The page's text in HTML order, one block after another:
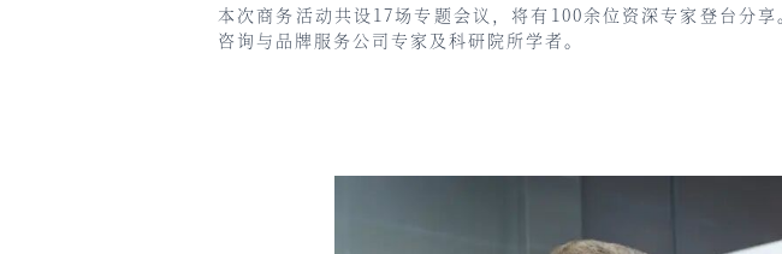
本次商务活动共设17场专题会议，将有100余位资深专家登台分
咨询与品牌服务公司专家及科研院所学者。